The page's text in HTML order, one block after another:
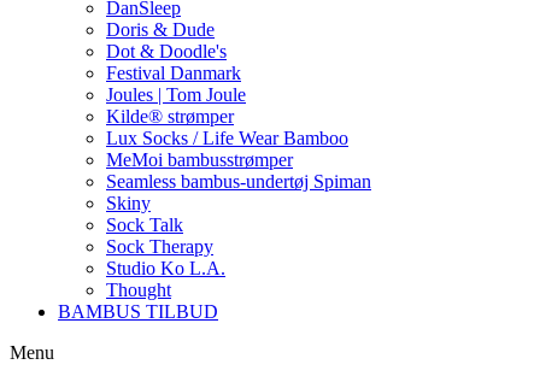
DanSleep
Doris & Dude
Dot & Doodle's
Festival Danmark
Joules | Tom Joule
Kilde® strømper
Lux Socks / Life Wear Bamboo
MeMoi bambusstrømper
Seamless bambus-undertøj Spiman
Skiny
Sock Talk
Sock Therapy
Studio Ko L.A.
Thought
BAMBUS TILBUD
Menu